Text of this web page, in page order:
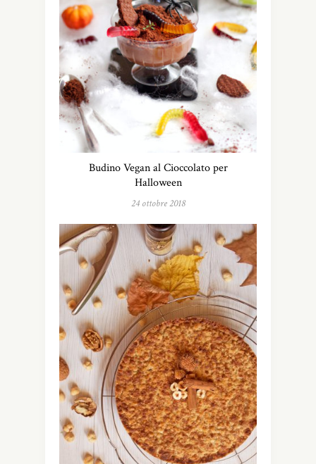
Budino Vegan al Cioccolato per
Halloween
24 ottobre 2018